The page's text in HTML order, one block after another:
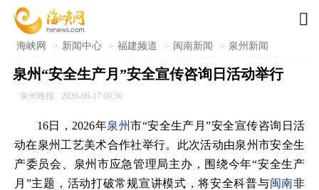

海峡网 > 新闻中心 > 福建频道 > 闽南新闻 > 泉州新闻
泉州“安全生产月”安全宣传咨询日活动举行
泉州晚报 2026-06-17 09:56
16日，2026年泉州市“安全生产月”安全宣传咨询日活
动在泉州工艺美术合作社举行。此次活动由泉州市安全生
产委员会、泉州市应急管理局主办，围绕今年“安全生产
月”主题，活动打破常规宣讲模式，将安全科普与闽南非